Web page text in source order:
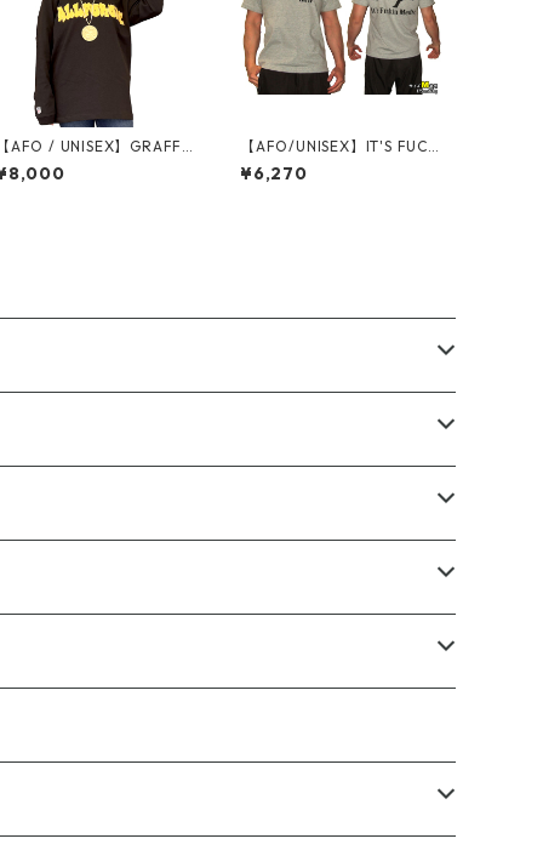
AFO / UNISEX】GRAFFIT
L/S TEE【BLACK】グラフ
ティーロンT 長袖
【AFO/UNISEX】IT'S FUCK
IN MEDIA Tシャツ（グレ
ー）【ゆうパケット配送対
¥6,270